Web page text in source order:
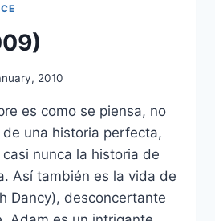
2010
es como se piensa, no
una historia perfecta,
nunca la historia de
Así también es la vida de
Dancy), desconcertante